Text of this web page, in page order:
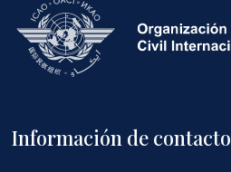
Información de contacto